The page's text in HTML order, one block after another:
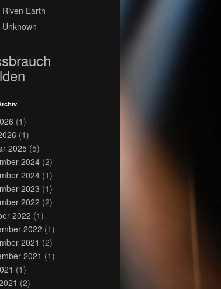
Riven Earth
Unknown
(1)
(1)
2025 (5)
2024 (2)
2024 (1)
2023 (1)
2022 (2)
2022 (1)
2022 (1)
2021 (2)
2021 (1)
(1)
(2)